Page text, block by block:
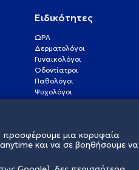
Ειδικότητες
ΩΡΛ
Δερματολόγοι
Γυναικολόγοι
Οδοντίατροι
Παθολόγοι
Ψυχολόγοι
Οφθαλμίατροι
Καρδιολόγοι
προσφέρουμε μια κορυφαία
και να σε βοηθήσουμε να